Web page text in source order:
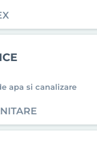
apa si canalizare